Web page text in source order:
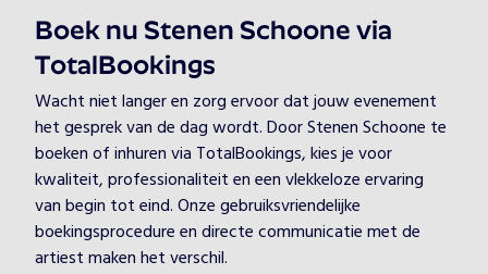
Boek nu Stenen Schoone via
TotalBookings
Wacht niet langer en zorg ervoor dat jouw evenement
het gesprek van de dag wordt. Door Stenen Schoone te
boeken of inhuren via TotalBookings, kies je voor
kwaliteit, professionaliteit en een vlekkeloze ervaring
van begin tot eind. Onze gebruiksvriendelijke
boekingsprocedure en directe communicatie met de
artiest maken het verschil.